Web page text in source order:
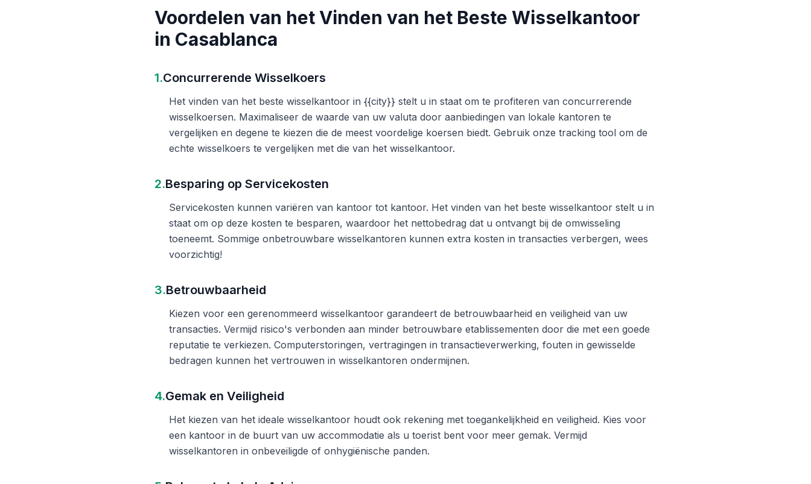
Voordelen van het Vinden van het Beste Wisselkantoor
in Casablanca
1.Concurrerende Wisselkoers
Het vinden van het beste wisselkantoor in {{city}} stelt u in staat om te profiteren van concurrerende
wisselkoersen. Maximaliseer de waarde van uw valuta door aanbiedingen van lokale kantoren te
vergelijken en degene te kiezen die de meest voordelige koersen biedt. Gebruik onze tracking tool om de
echte wisselkoers te vergelijken met die van het wisselkantoor.
2.Besparing op Servicekosten
Servicekosten kunnen variëren van kantoor tot kantoor. Het vinden van het beste wisselkantoor stelt u in
staat om op deze kosten te besparen, waardoor het nettobedrag dat u ontvangt bij de omwisseling
toeneemt. Sommige onbetrouwbare wisselkantoren kunnen extra kosten in transacties verbergen, wees
voorzichtig!
3.Betrouwbaarheid
Kiezen voor een gerenommeerd wisselkantoor garandeert de betrouwbaarheid en veiligheid van uw
transacties. Vermijd risico's verbonden aan minder betrouwbare etablissementen door die met een goede
reputatie te verkiezen. Computerstoringen, vertragingen in transactieverwerking, fouten in gewisselde
bedragen kunnen het vertrouwen in wisselkantoren ondermijnen.
4.Gemak en Veiligheid
Het kiezen van het ideale wisselkantoor houdt ook rekening met toegankelijkheid en veiligheid. Kies voor
een kantoor in de buurt van uw accommodatie als u toerist bent voor meer gemak. Vermijd
wisselkantoren in onbeveiligde of onhygiënische panden.